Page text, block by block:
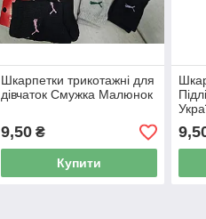
Шкарпетки трикотажні для
дівчаток Смужка Малюнок
9,50₴
Купити